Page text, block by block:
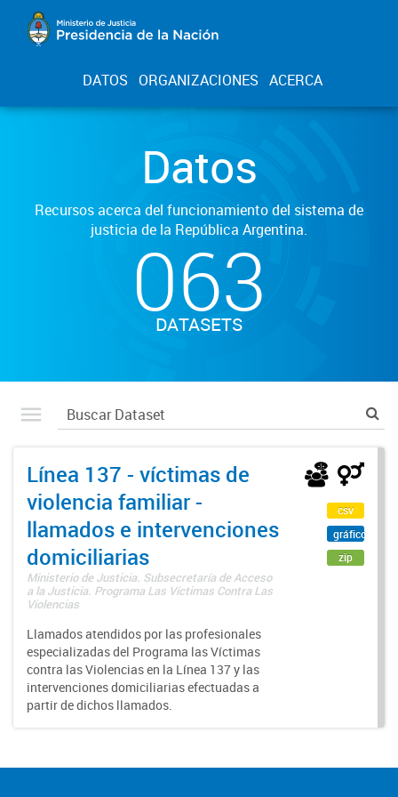
DATOS ORGANIZACIONES ACERCA
Datos
Recursos acerca del funcionamiento del sistema de
justicia de la República Argentina.
063
DATASETS
Línea 137 - víctimas de
violencia familiar -
llamados e intervenciones
domiciliarias
Ministerio de Justicia. Subsecretaría de Acceso
a la Justicia. Programa Las Víctimas Contra Las
Violencias
Llamados atendidos por las profesionales
especializadas del Programa las Víctimas
contra las Violencias en la Línea 137 y las
intervenciones domiciliarias efectuadas a
partir de dichos llamados.
csv
gráfico
zip